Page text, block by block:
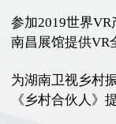
参加2019世界
南昌展馆提供VR
为湖南卫视乡村
《乡村合伙人》